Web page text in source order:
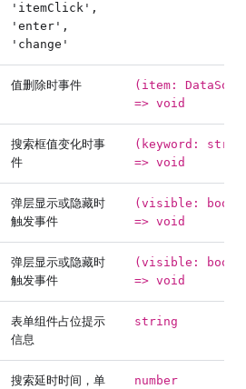
'itemClick',
'enter',
'change'
值删除时事件
(item:
=> void
搜索框值变化时事
件
(keyword:
=> void
弹层显示或隐藏时
触发事件
(visible:
=> void
弹层显示或隐藏时
触发事件
(visible:
=> void
表单组件占位提示
信息
string
搜索延时时间，单
number